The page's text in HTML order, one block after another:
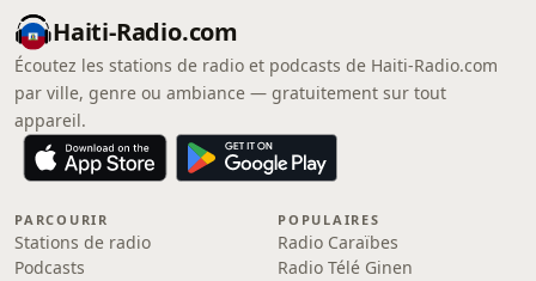
Haiti-Radio.com
Écoutez les stations de radio et podcasts de Haiti-Radio.com
par ville, genre ou ambiance — gratuitement sur tout
appareil.
PARCOURIR
Stations de radio
Podcasts
POPULAIRES
Radio Caraïbes
Radio Télé Ginen